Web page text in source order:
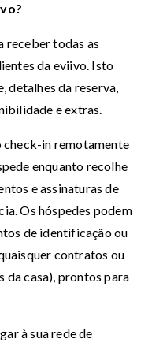
receber todas as
da eviivo. Isto
detalhes da reserva,
e extras.
check-in remotamente
enquanto recolhe
e assinaturas de
Os hóspedes podem
de identificação ou
contratos ou
da casa), prontos para
à sua rede de